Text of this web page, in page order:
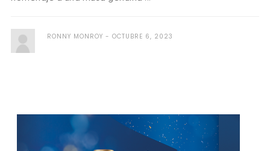
RONNY MONROY OCTUBRE 6, 2023